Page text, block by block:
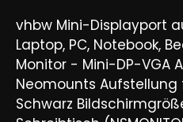
vhbw Mini-Displayport
Laptop, PC, Notebook,
Monitor - Mini-DP-VGA
Neomounts
Schwarz